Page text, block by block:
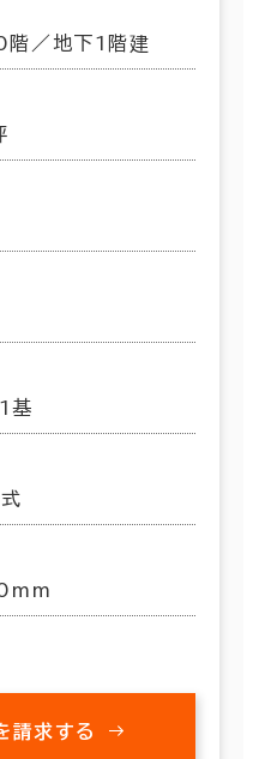
階／地下1階建
基
請求する